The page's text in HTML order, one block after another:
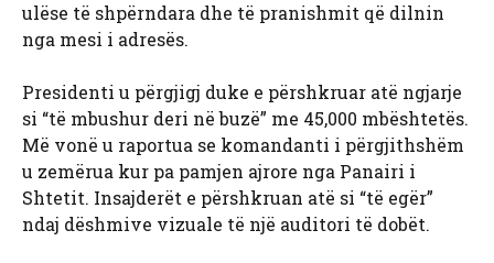
ulëse të shpërndara dhe të pranishmit që dilnin
nga mesi i adresës.
Presidenti u përgjigj duke e përshkruar atë ngjarje
si “të mbushur deri në buzë” me 45,000 mbështetës.
Më vonë u raportua se komandanti i përgjithshëm
u zemërua kur pa pamjen ajrore nga Panairi i
Shtetit. Insajderët e përshkruan atë si “të egër”
ndaj dëshmive vizuale të një auditori të dobët.